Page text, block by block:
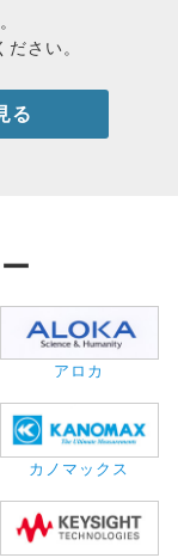
さい。
る
アロカ
カノマックス